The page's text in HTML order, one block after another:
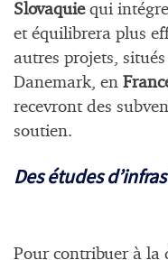
Slovaquiequi
et équilibrera plus
autres projets,
Danemark, en
recevront des
soutien.
Des études
Pour contribuer à la